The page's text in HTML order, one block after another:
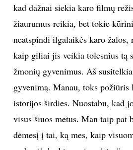
kad dažnai siekia karo filmų
žiaurumus reikia, bet tokie
neatspindi ilgalaikės karo žalos,
kaip giliai jis veikia tolesnius tą
žmonių gyvenimus. Aš
gyvenimą. Manau, toks
istorijos širdies. Nuostabu, kad
visus šiuos metus. Man taip pat
dėmesį į tai, ką mes, kaip